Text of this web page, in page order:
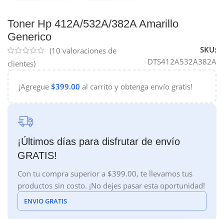
Toner Hp 412A/532A/382A Amarillo
Generico
(10 valoraciones de
clientes)
SKU:
DTS412A532A382A
¡Agregue$399.00 al carrito y obtenga envío gratis!
¡Últimos días para disfrutar de envío
GRATIS!
Con tu compra superior a $399.00, te llevamos tus
productos sin costo. ¡No dejes pasar esta oportunidad!
ENVIO GRATIS